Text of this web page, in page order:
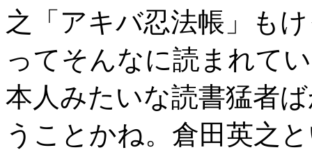
之「アキバ忍法帳」も
ってそんなに読まれて
本人みたいな読書猛者
うことかね。倉田英之